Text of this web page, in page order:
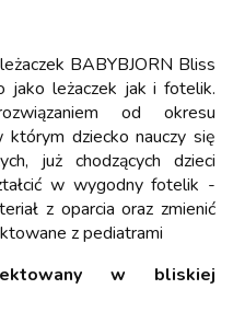
BABYBJORN Bliss
jako leżaczek jak i fotelik.
od okresu
dziecko nauczy się
już chodzących dzieci
w wygodny fotelik -
z oparcia oraz zmienić
z pediatrami
w bliskiej